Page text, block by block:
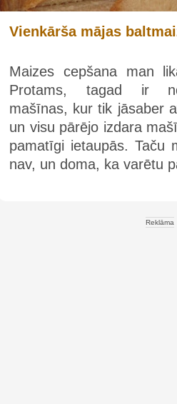
Vienkārša mājas
Maizes cepšana man
Protams, tagad ir
mašīnas, kur tik jāsaber
un visu pārējo izdara
pamatīgi ietaupās. Taču
nav, un doma, ka varētu
Reklāma